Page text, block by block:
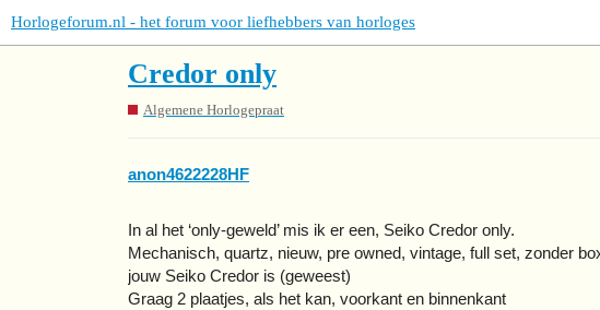
Horlogeforum.nl - het forum voor liefhebbers van horloges
Credor only
Algemene Horlogepraat
anon4622228HF
In al het ‘only-geweld’ mis ik er een, Seiko Credor only.
Mechanisch, quartz, nieuw, pre owned, vintage, full set, zonder
jouw Seiko Credor is (geweest)
Graag 2 plaatjes, als het kan, voorkant en binnenkant